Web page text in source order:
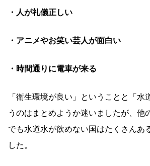
・人が礼儀正しい
・アニメやお笑い芸人が面白い
・時間通りに電車が来る
「衛生環境が良い」ということと「水
うのはまとめようか迷いましたが、他
でも水道水が飲めない国はたくさんあ
した。